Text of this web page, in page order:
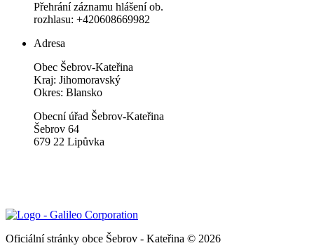
Přehrání záznamu hlášení ob.
rozhlasu: +420608669982
Adresa
Obec Šebrov-Kateřina
Kraj: Jihomoravský
Okres: Blansko
Obecní úřad Šebrov-Kateřina
Šebrov 64
679 22 Lipůvka
Oficiální stránky obce Šebrov - Kateřina © 2026